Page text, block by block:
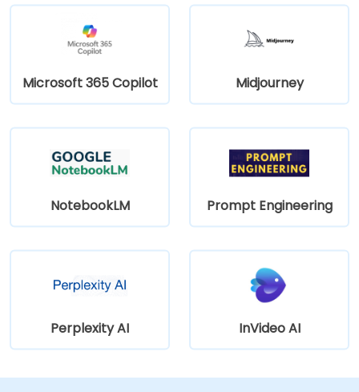
Microsoft 365 Copilot Midjourney
NotebookLM Prompt Engineering
Perplexity AI InVideo AI